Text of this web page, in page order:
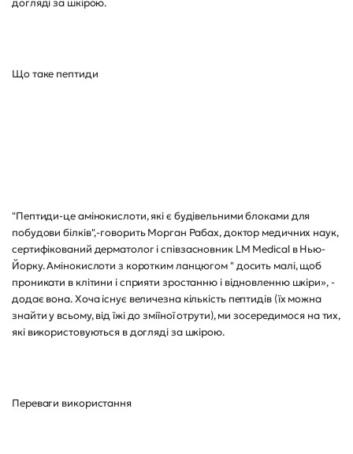
догляді за шкірою.
Що таке пептиди
"Пептиди-це амінокислоти, які є будівельними блоками для
побудови білків",-говорить Морган Рабах, доктор медичних наук,
сертифікований дерматолог і співзасновник LM Medical в Нью-
Йорку. Амінокислоти з коротким ланцюгом " досить малі, щоб
проникати в клітини і сприяти зростанню і відновленню шкіри», -
додає вона. Хоча існує величезна кількість пептидів (їх можна
знайти у всьому, від їжі до зміїної отрути), ми зосередимося на тих,
які використовуються в догляді за шкірою.
Переваги використання